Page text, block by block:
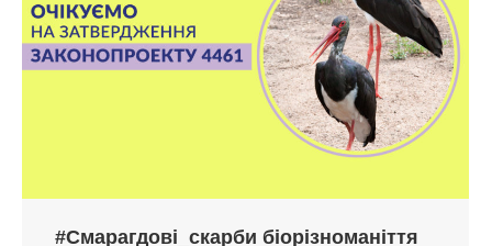
#Смарагдові_скарби біорізноманіття